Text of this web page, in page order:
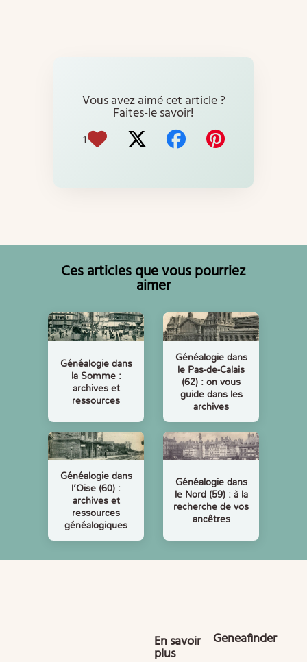
Vous avez aimé cet article ?
Faites-le savoir!
1
Ces articles que vous pourriez
aimer
Généalogie dans
la Somme :
archives et
ressources
Généalogie dans
le Pas-de-Calais
(62) : on vous
guide dans les
archives
Généalogie dans
l’Oise (60) :
archives et
ressources
généalogiques
Généalogie dans
le Nord (59) : à la
recherche de vos
ancêtres
En savoir
plus
Geneafinder